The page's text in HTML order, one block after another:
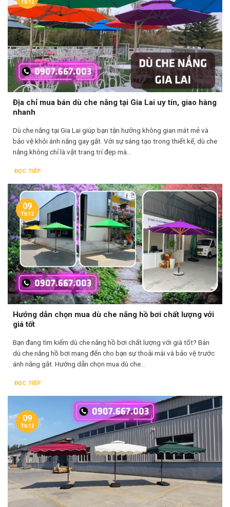
Địa chỉ mua bán dù che nắng tại Gia Lai uy tín, giao hàng
nhanh
Dù che nắng tại Gia Lai giúp bạn tận hưởng không gian mát mẻ và
bảo vệ khỏi ánh nắng gay gắt. Với sự sáng tạo trong thiết kế, dù che
nắng không chỉ là vật trang trí đẹp mà...
ĐỌC TIẾP
Th12
Hướng dẫn chọn mua dù che nắng hồ bơi chất lượng với
giá tốt
Bạn đang tìm kiếm dù che nắng hồ bơi chất lượng với giá tốt? Bán
dù che nắng hồ bơi mang đến cho bạn sự thoải mái và bảo vệ trước
ánh nắng gắt. Hướng dẫn chọn mua dù che...
ĐỌC TIẾP
09
Th12
09
Th12